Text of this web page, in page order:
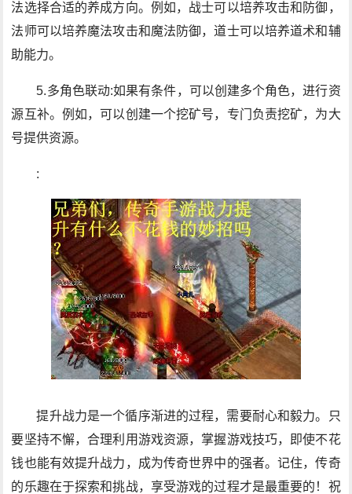
法选择合适的养成方向。例如，战士可以培养攻击和防御，
法师可以培养魔法攻击和魔法防御，道士可以培养道术和辅
助能力。
5.多角色联动:如果有条件，可以创建多个角色，进行资
源互补。例如，可以创建一个挖矿号，专门负责挖矿，为大
号提供资源。
:
提升战力是一个循序渐进的过程，需要耐心和毅力。只
要坚持不懈，合理利用游戏资源，掌握游戏技巧，即使不花
钱也能有效提升战力，成为传奇世界中的强者。记住，传奇
的乐趣在于探索和挑战，享受游戏的过程才是最重要的！祝